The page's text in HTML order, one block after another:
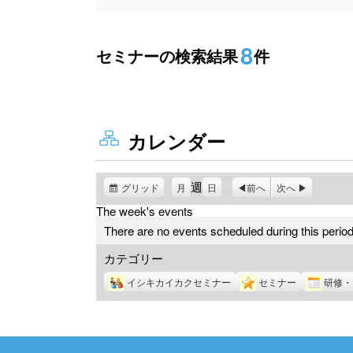
セミナーの検索結果8件
カレンダー
グリッド 月 週 日 前へ 次へ
The week's events
There are no events scheduled during this
カテゴリー
イシキカイカクセミナー セミナー 研修